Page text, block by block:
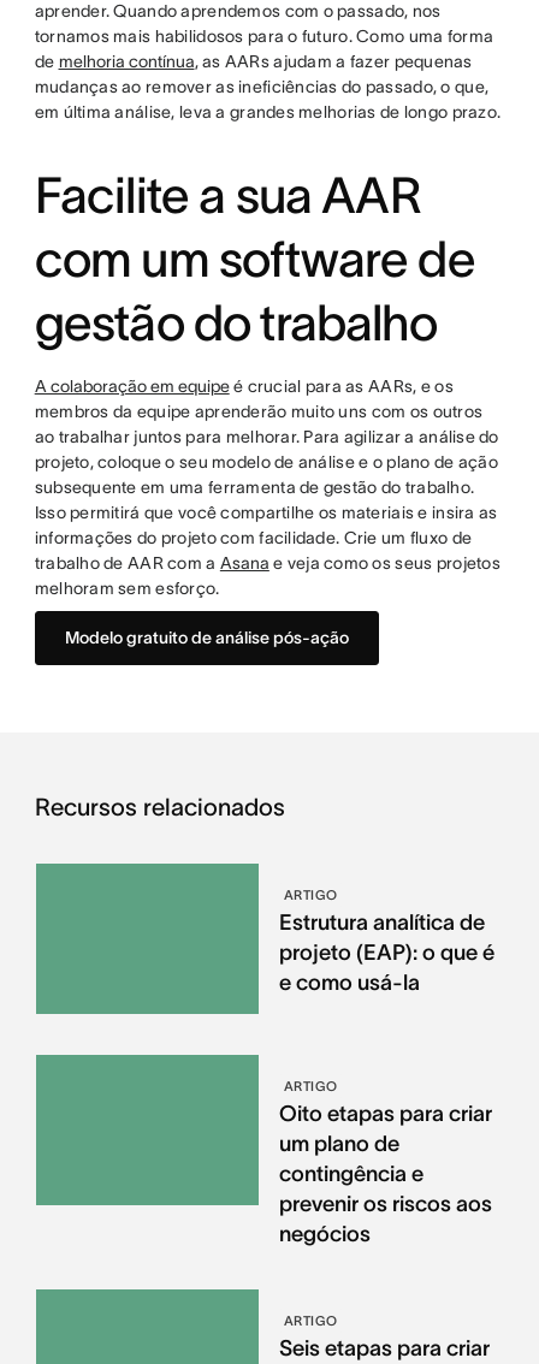
aprender. Quando aprendemos com o passado, nos
tornamos mais habilidosos para o futuro. Como uma forma
de melhoria contínua, as AARs ajudam a fazer pequenas
mudanças ao remover as ineficiências do passado, o que,
em última análise, leva a grandes melhorias de longo prazo.
Facilite a sua AAR
com um software de
gestão do trabalho
A colaboração em equipeé crucial para as AARs, e os
membros da equipe aprenderão muito uns com os outros
ao trabalhar juntos para melhorar. Para agilizar a análise do
projeto, coloque o seu modelo de análise e o plano de ação
subsequente em uma ferramenta de gestão do trabalho.
Isso permitirá que você compartilhe os materiais e insira as
informações do projeto com facilidade. Crie um fluxo de
trabalho de AAR com a Asana e veja como os seus projetos
melhoram sem esforço.
Modelo gratuito de análise pós-ação
Recursos relacionados
ARTIGO
Estrutura analítica de
projeto (EAP): o que é
e como usá-la
ARTIGO
Oito etapas para criar
um plano de
contingência e
prevenir os riscos aos
negócios
ARTIGO
Seis etapas para criar